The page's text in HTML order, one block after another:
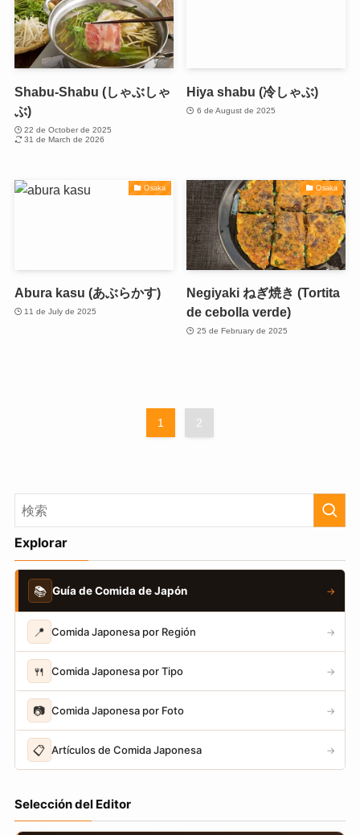
Shabu-Shabu (しゃぶしゃ
ぶ)
22 de October de 2025
31 de March de 2026
Hiya shabu (冷しゃぶ)
6 de August de 2025
Osaka
Abura kasu (あぶらかす)
11 de July de 2025
Osaka
Negiyaki ねぎ焼き (Tortita
de cebolla verde)
25 de February de 2025
1 2
Explorar
📚 Guía de Comida de Japón →
📍 Comida Japonesa por Región →
🍴 Comida Japonesa por Tipo →
📷 Comida Japonesa por Foto →
📋 Artículos de Comida Japonesa →
Selección del Editor